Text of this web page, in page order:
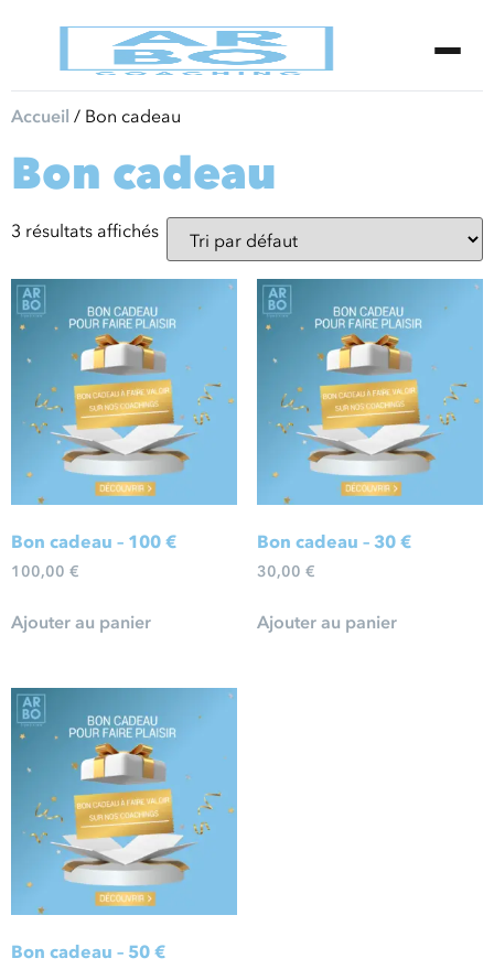
Accueil / Bon cadeau
Bon cadeau
3 résultats affichés
Bon cadeau – 100 €
100,00 €
Ajouter au panier
Bon cadeau – 30 €
30,00 €
Ajouter au panier
Bon cadeau – 50 €